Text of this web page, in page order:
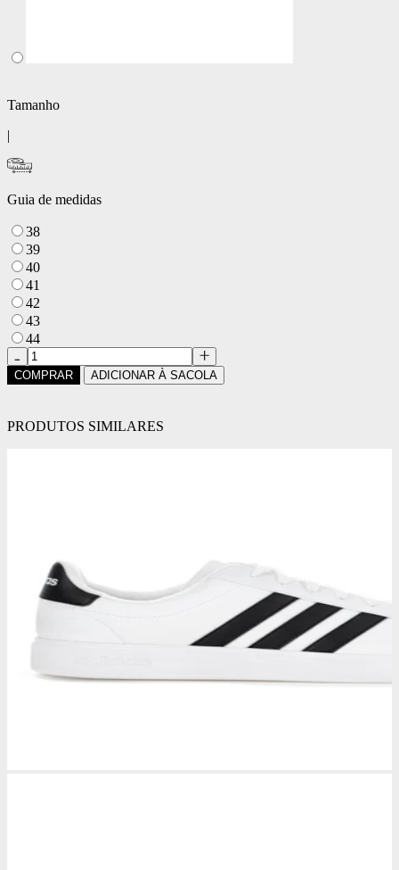
Tamanho
|
Guia de medidas
38
39
40
41
42
43
44
COMPRAR ADICIONAR À SACOLA
PRODUTOS SIMILARES